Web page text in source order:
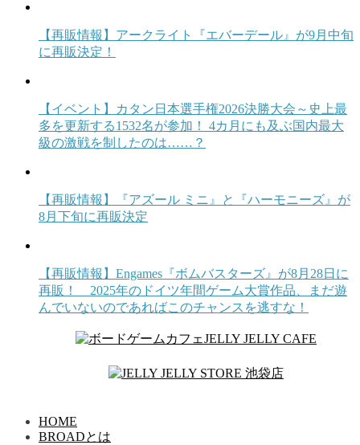
【再販情報】アークライト『エバーデール』が9月中旬
に再販決定！
【イベント】カタン日本選手権2026決勝大会～史上最
多を更新する1532名が参加！ 4カ月にも及ぶ国内最大
級の激戦を制したのは……？
【再販情報】『アズール ミニ』と『ハーモニーズ』が
8月下旬に再販決定
【再販情報】Engames『ボムバスターズ』が8月28日に
再販！ 2025年のドイツ年間ゲーム大賞作品、まだ遊
んでいないのであればこのチャンスを逃すな！
HOME
BROADとは